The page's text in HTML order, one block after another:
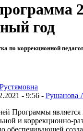
год
по коррекционной
- 9:56 - Рушанова
является
и коррекционно-
обеспечивающей